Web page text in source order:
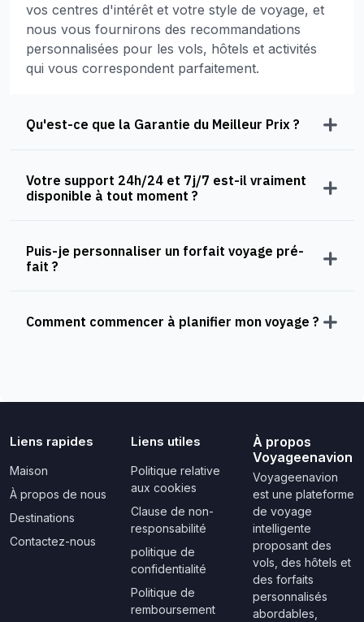
vos centres d'intérêt et votre style de voyage, et
nous vous fournirons des recommandations
personnalisées pour les vols, hôtels et activités
qui vous correspondent parfaitement.
Qu'est-ce que la Garantie du Meilleur Prix ?
Votre support 24h/24 et 7j/7 est-il vraiment
disponible à tout moment ?
Puis-je personnaliser un forfait voyage pré-
fait ?
Comment commencer à planifier mon voyage ?
Liens rapides
Maison
À propos de nous
Destinations
Contactez-nous
Liens utiles
Politique relative
aux cookies
Clause de non-
responsabilité
politique de
confidentialité
Politique de
remboursement
À propos
Voyageenavion
Voyageenavion
est une plateforme
de voyage
intelligente
proposant des
vols, des hôtels et
des forfaits
personnalisés
abordables,